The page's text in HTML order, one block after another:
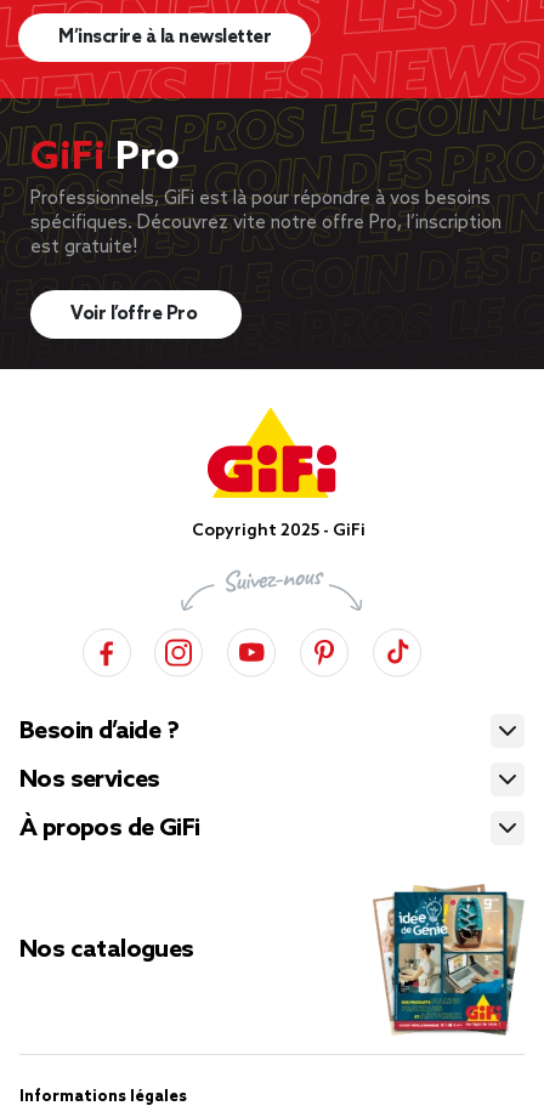
M’inscrire à la newsletter
GiFiPro
Professionnels, GiFi est là pour répondre à vos besoins
spécifiques. Découvrez vite notre offre Pro, l’inscription
est gratuite!
Voir l’offre Pro
Copyright 2025 - GiFi
Besoin d’aide ?
Nos services
À propos de GiFi
Nos catalogues
Informations légales